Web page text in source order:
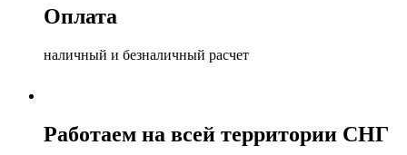
Оплата
наличный и безналичный расчет
Работаем на всей территории СНГ